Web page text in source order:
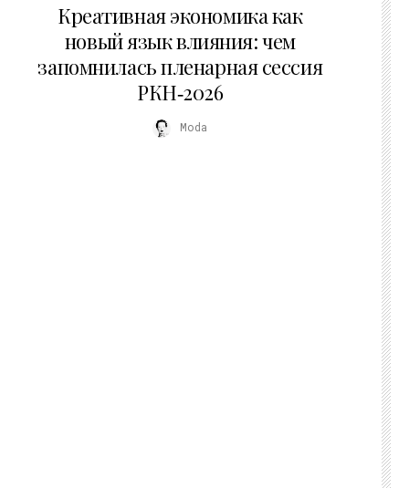
Креативная экономика как
новый язык влияния: чем
запомнилась пленарная сессия
РКН‑2026
Moda